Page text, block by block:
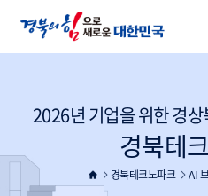
2026년 기업을 위한 경
경북테
경북테크노파크 AI